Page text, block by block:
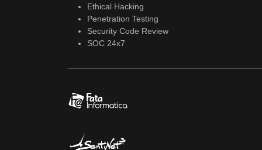
Ethical Hacking
Penetration Testing
Security Code Review
SOC 24x7